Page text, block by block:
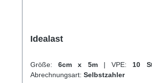
Idealast
Größe: 6cm x 5m | VPE: 10
Abrechnungsart: Selbstzahler